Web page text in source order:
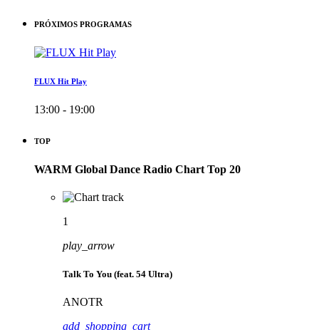
PRÓXIMOS PROGRAMAS
FLUX Hit Play
13:00 - 19:00
TOP
WARM Global Dance Radio Chart Top 20
1
play_arrow
Talk To You (feat. 54 Ultra)
ANOTR
add_shopping_cart